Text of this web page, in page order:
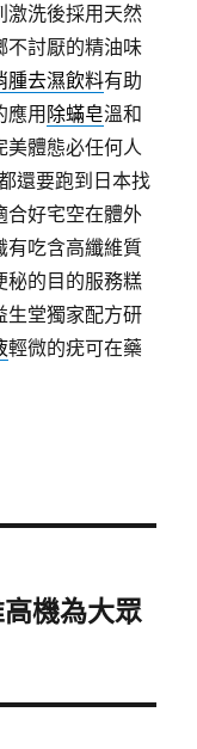
激洗後採用天然
不討厭的精油味
腫去濕飲料有助
應用 除蟎皂溫和
美體態必任何人
還要跑到日本找
合好宅空在體外
有吃含高纖維質
秘的目的服務糕
生堂獨家配方研
輕微的疣可在藥
機為大眾